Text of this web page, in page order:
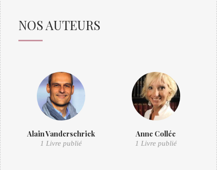
NOS AUTEURS
Alain Vanderschrick
1 Livre publié
Anne Collée
1 Livre publié